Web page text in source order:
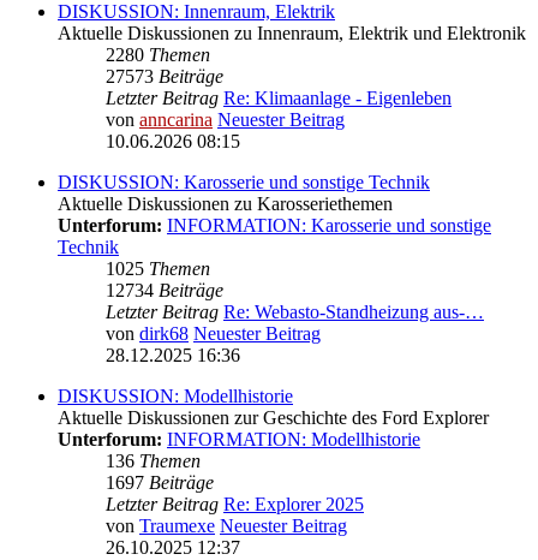
DISKUSSION: Innenraum, Elektrik
Aktuelle Diskussionen zu Innenraum, Elektrik und Elektronik
2280 Themen
27573 Beiträge
Letzter Beitrag Re: Klimaanlage - Eigenleben
von anncarina Neuester Beitrag
10.06.2026 08:15
DISKUSSION: Karosserie und sonstige Technik
Aktuelle Diskussionen zu Karosseriethemen
Unterforum: INFORMATION: Karosserie und sonstige
Technik
1025 Themen
12734 Beiträge
Letzter Beitrag Re: Webasto-Standheizung aus-…
von dirk68 Neuester Beitrag
28.12.2025 16:36
DISKUSSION: Modellhistorie
Aktuelle Diskussionen zur Geschichte des Ford Explorer
Unterforum: INFORMATION: Modellhistorie
136 Themen
1697 Beiträge
Letzter Beitrag Re: Explorer 2025
von Traumexe Neuester Beitrag
26.10.2025 12:37